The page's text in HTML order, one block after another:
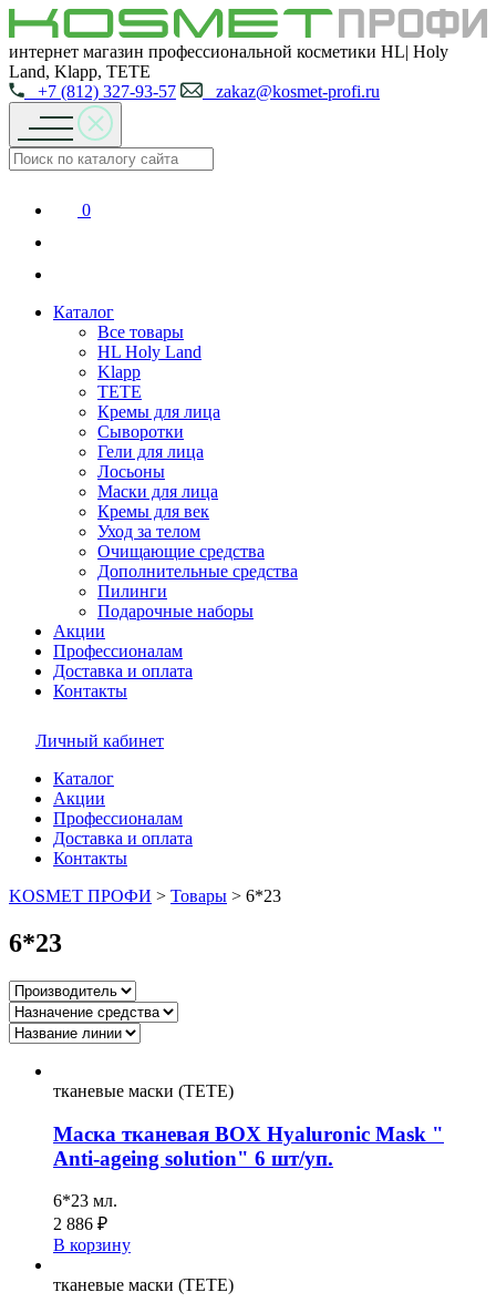
интернет магазин профессиональной косметики HL| Holy
Land, Klapp, TETE
+7 (812) 327-93-57
zakaz@kosmet-profi.ru
0
Каталог
Все товары
HL Holy Land
Klapp
TETE
Кремы для лица
Сыворотки
Гели для лица
Лосьоны
Маски для лица
Кремы для век
Уход за телом
Очищающие средства
Дополнительные средства
Пилинги
Подарочные наборы
Акции
Профессионалам
Доставка и оплата
Контакты
Личный кабинет
Каталог
Акции
Профессионалам
Доставка и оплата
Контакты
KOSMET ПРОФИ > Товары > 6*23
6*23
тканевые маски (TETE)
Маска тканевая BOX Hyaluronic Mask "
Anti-ageing solution" 6 шт/уп.
6*23 мл.
2 886 ₽
В корзину
тканевые маски (TETE)